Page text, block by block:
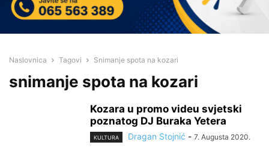
Naslovnica Tagovi Snimanje spota na kozari
snimanje spota na kozari
Kozara u promo videu svjetski
poznatog DJ Buraka Yetera
KULTURA Dragan Stojnić - 7. Augusta 2020.